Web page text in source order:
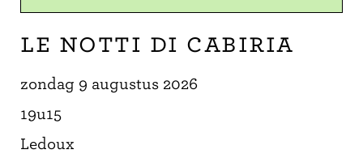
Le notti di Cabiria
zondag 9 augustus 2026
19u15
Ledoux